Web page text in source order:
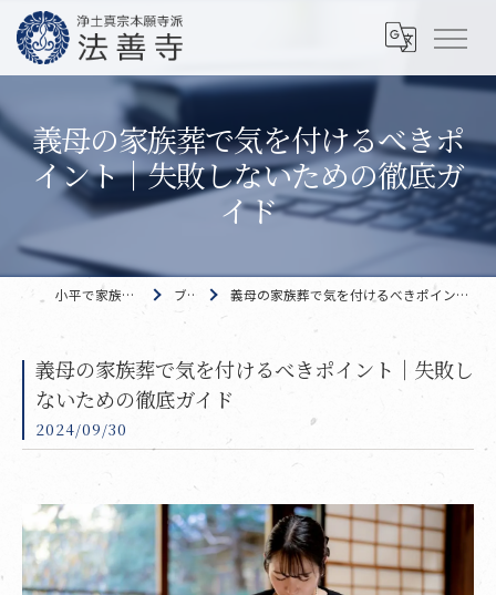
義母の家族葬で気を付けるべきポ
イント｜失敗しないための徹底ガ
イド
小平で家族葬なら 法善寺 ブログ 義母の家族葬で気を付けるべきポイント｜失敗しないための徹底ガイド
義母の家族葬で気を付けるべきポイント｜失敗し
ないための徹底ガイド
2024/09/30